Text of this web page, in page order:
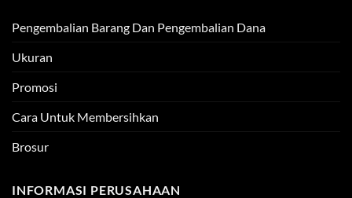
Pengembalian Barang Dan Pengembalian Dana
Ukuran
Promosi
Cara Untuk Membersihkan
Brosur
INFORMASI PERUSAHAAN